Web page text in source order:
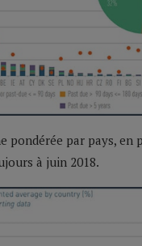
pondérée par pays, en
à juin 2018.